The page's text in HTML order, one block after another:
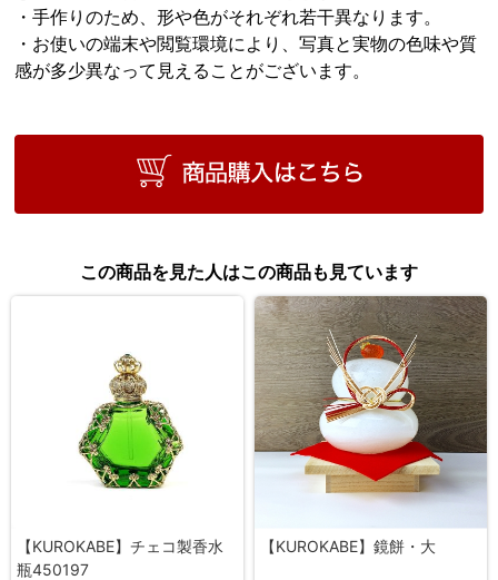
・手作りのため、形や色がそれぞれ若干異なります。
・お使いの端末や閲覧環境により、写真と実物の色味や質
感が多少異なって見えることがございます。
この商品を見た人はこの商品も見ています
【KUROKABE】チェコ製香水
瓶450197
【KUROKABE】鏡餅・大